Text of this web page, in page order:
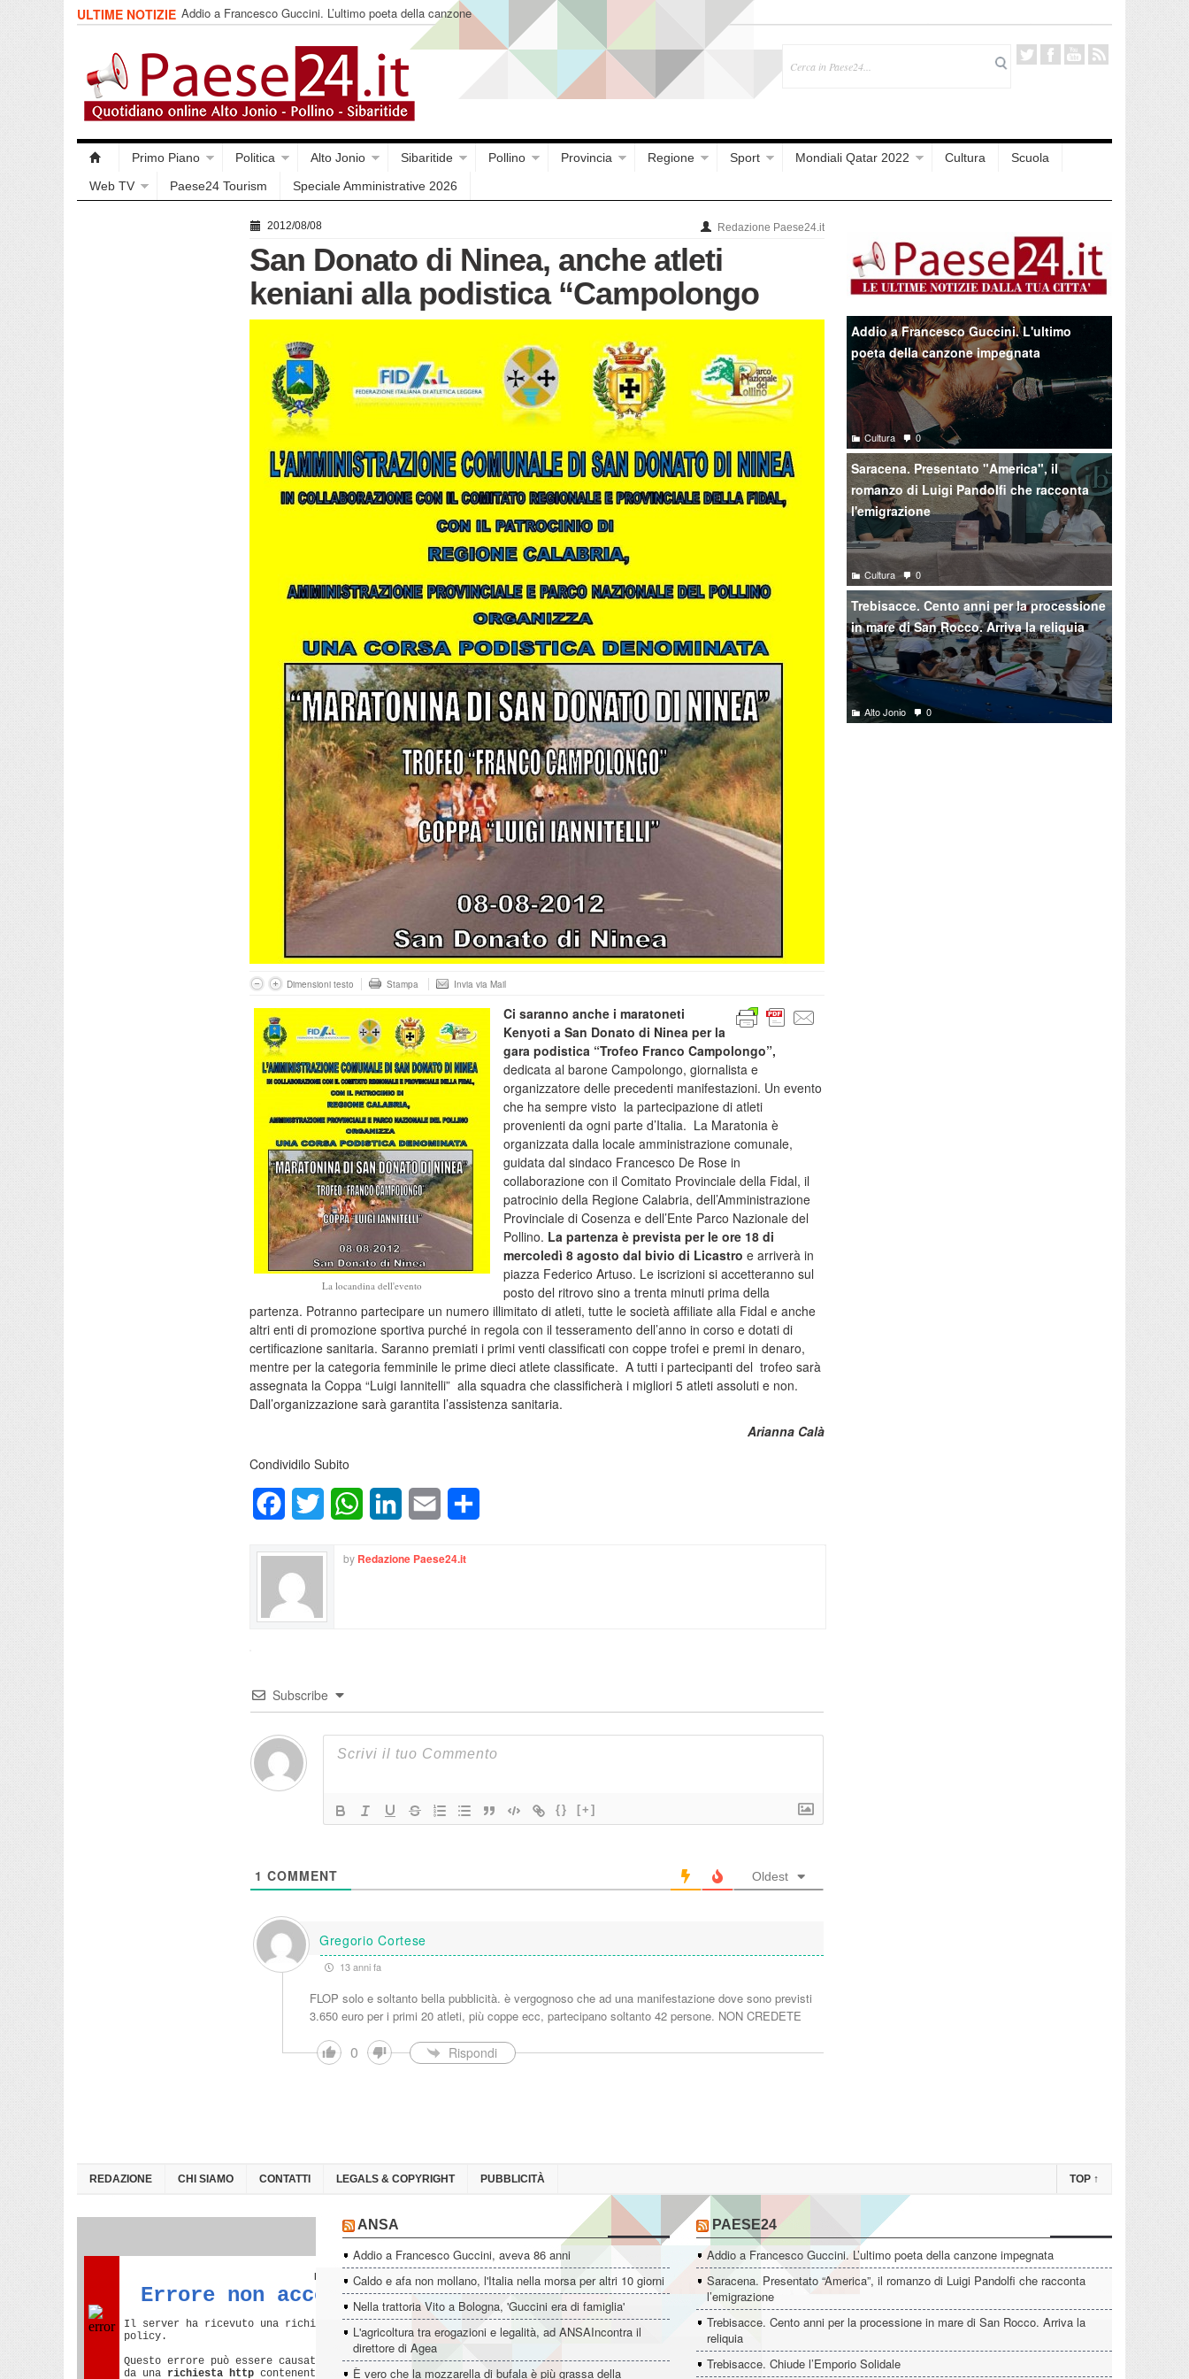
ULTIME NOTIZIE Addio a Francesco Guccini. L’ultimo poeta della canzone
impegnata
Primo Piano Politica Alto Jonio Sibaritide Pollino Provincia Regione Sport Mondiali Qatar 2022 Cultura
Scuola
Web TV
Paese24 Tourism Speciale Amministrative 2026
2012/08/08 Redazione Paese24.it
San Donato di Ninea, anche atleti
keniani alla podistica “Campolongo
Dimensioni testo Stampa Invia via Mail
La locandina dell'evento
Ci saranno anche i maratoneti
Kenyoti a San Donato di Ninea per la
gara podistica “Trofeo Franco Campolongo”,
dedicata al barone Campolongo, giornalista e
organizzatore delle precedenti manifestazioni. Un evento
che ha sempre visto la partecipazione di atleti
provenienti da ogni parte d’Italia. La Maratonia è
organizzata dalla locale amministrazione comunale,
guidata dal sindaco Francesco De Rose in
collaborazione con il Comitato Provinciale della Fidal, il
patrocinio della Regione Calabria, dell’Amministrazione
Provinciale di Cosenza e dell’Ente Parco Nazionale del
Pollino. La partenza è prevista per le ore 18 di
mercoledì 8 agosto dal bivio di Licastro e arriverà in
piazza Federico Artuso. Le iscrizioni si accetteranno sul
posto del ritrovo sino a trenta minuti prima della
partenza. Potranno partecipare un numero illimitato di atleti, tutte le società affiliate alla Fidal e anche
altri enti di promozione sportiva purché in regola con il tesseramento dell’anno in corso e dotati di
certificazione sanitaria. Saranno premiati i primi venti classificati con coppe trofei e premi in denaro,
mentre per la categoria femminile le prime dieci atlete classificate. A tutti i partecipanti del trofeo sarà
assegnata la Coppa “Luigi Iannitelli” alla squadra che classificherà i migliori 5 atleti assoluti e non.
Dall’organizzazione sarà garantita l’assistenza sanitaria.
Arianna Calà
Condividilo Subito
FacebookTwitter WhatsAppLinkedInEmail
by Redazione Paese24.it
Subscribe
{} [+]
1 COMMENT Oldest
Gregorio Cortese
13 anni fa
FLOP solo e soltanto bella pubblicità. è vergognoso che ad una manifestazione dove sono previsti
3.650 euro per i primi 20 atleti, più coppe ecc, partecipano soltanto 42 persone. NON CREDETE
0 Rispondi
Addio a Francesco Guccini. L'ultimo
poeta della canzone impegnata
Cultura 0
Saracena. Presentato "America", il
romanzo di Luigi Pandolfi che racconta
l'emigrazione
Cultura 0
Trebisacce. Cento anni per la processione
in mare di San Rocco. Arriva la reliquia
Alto Jonio 0
REDAZIONE CHI SIAMO CONTATTI LEGALS & COPYRIGHT PUBBLICITÀ TOP ↑
ANSA
Addio a Francesco Guccini, aveva 86 anni
Caldo e afa non mollano, l'Italia nella morsa per altri 10 giorni
Nella trattoria Vito a Bologna, 'Guccini era di famiglia'
L'agricoltura tra erogazioni e legalità, ad ANSAIncontra il
direttore di Agea
È vero che la mozzarella di bufala è più grassa della
PAESE24
Addio a Francesco Guccini. L’ultimo poeta della canzone impegnata
Saracena. Presentato “America”, il romanzo di Luigi Pandolfi che racconta
l’emigrazione
Trebisacce. Cento anni per la processione in mare di San Rocco. Arriva la
reliquia
Trebisacce. Chiude l’Emporio Solidale